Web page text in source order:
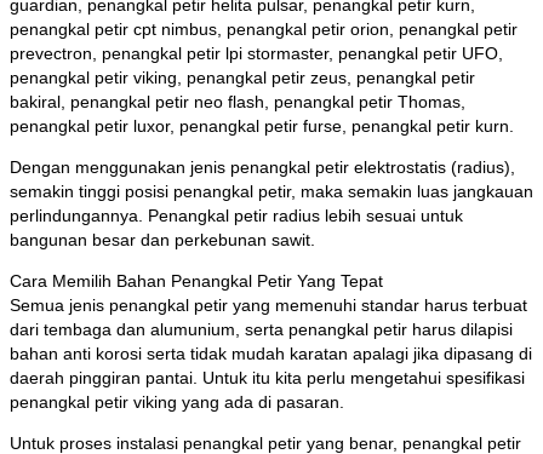
guardian, penangkal petir helita pulsar, penangkal petir kurn,
penangkal petir cpt nimbus, penangkal petir orion, penangkal petir
prevectron, penangkal petir lpi stormaster, penangkal petir UFO,
penangkal petir viking, penangkal petir zeus, penangkal petir
bakiral, penangkal petir neo flash, penangkal petir Thomas,
penangkal petir luxor, penangkal petir furse, penangkal petir kurn.
Dengan menggunakan jenis penangkal petir elektrostatis (radius),
semakin tinggi posisi penangkal petir, maka semakin luas jangkauan
perlindungannya. Penangkal petir radius lebih sesuai untuk
bangunan besar dan perkebunan sawit.
Cara Memilih Bahan Penangkal Petir Yang Tepat
Semua jenis penangkal petir yang memenuhi standar harus terbuat
dari tembaga dan alumunium, serta penangkal petir harus dilapisi
bahan anti korosi serta tidak mudah karatan apalagi jika dipasang di
daerah pinggiran pantai. Untuk itu kita perlu mengetahui spesifikasi
penangkal petir viking yang ada di pasaran.
Untuk proses instalasi penangkal petir yang benar, penangkal petir